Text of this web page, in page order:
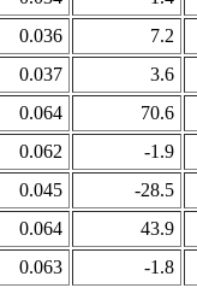
0.036
7.2
0.037
3.6
0.064
70.6
0.062
-1.9
0.045
-28.5
0.064
43.9
0.063 -1.8